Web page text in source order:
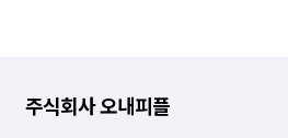
주식회사 오내피플